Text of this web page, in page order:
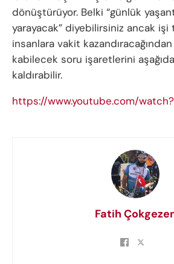
dönüştürüyor. Belki “günlük
yarayacak” diyebilirsiniz ancak işi
insanlara vakit
kabilecek soru işaretlerini
kaldırabilir.
https://www.youtube.com/
Fatih